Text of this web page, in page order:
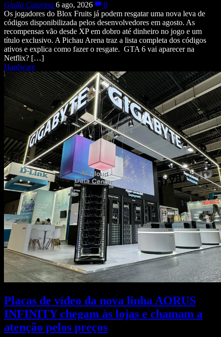
Giulia Catarina 6 ago, 2026
0
Os jogadores do Blox Fruits já podem resgatar uma nova leva de
códigos disponibilizada pelos desenvolvedores em agosto. As
recompensas vão desde XP em dobro até dinheiro no jogo e um
título exclusivo. A Pichau Arena traz a lista completa dos códigos
ativos e explica como fazer o resgate. GTA 6 vai aparecer na
Netflix? […]
Hardware
Placas de vídeo da nova linha AORUS
INFINITY chegam às lojas e chamam a
atenção pelos preços